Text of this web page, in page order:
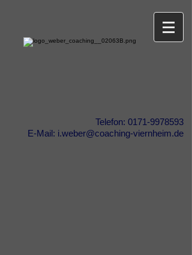
Telefon: 0171-9978593
E-Mail: i.weber@coaching-viernheim.de